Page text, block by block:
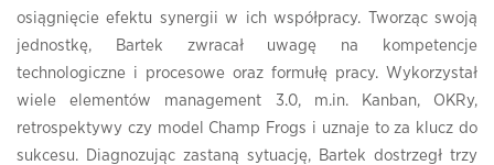
osiągnięcie efektu synergii w ich współpracy. Tworząc swoją
jednostkę, Bartek zwracał uwagę na kompetencje
technologiczne i procesowe oraz formułę pracy. Wykorzystał
wiele elementów management 3.0, m.in. Kanban, OKRy,
retrospektywy czy model Champ Frogs i uznaje to za klucz do
sukcesu. Diagnozując zastaną sytuację, Bartek dostrzegł trzy